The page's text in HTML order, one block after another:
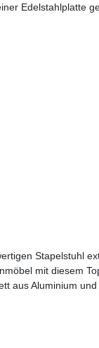
Edelstahlplatte
Stapelstuhl
mit diesem
aus Aluminium